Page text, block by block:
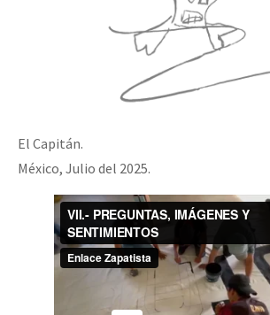
El Capitán.
México, Julio del 2025.